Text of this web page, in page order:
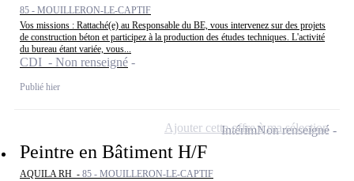
85 - MOUILLERON-LE-CAPTIF
Vos missions : Rattaché(e) au Responsable du BE, vous intervenez sur des projets
de construction béton et participez à la production des études techniques. L'activité
du bureau étant variée, vous...
CDI - Non renseigné
Publié hier
Peintre en Bâtiment H/F
AQUILA RH - 85 - MOUILLERON-LE-CAPTIF
IntérimNon renseigné
Ajouter cette offre à ma sélection